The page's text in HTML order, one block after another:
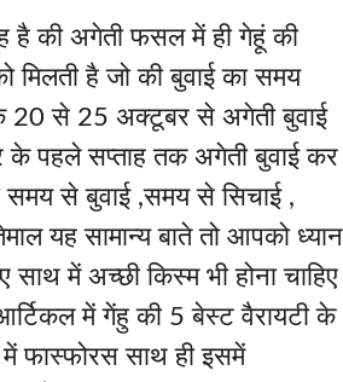
है की अगेती फसल में ही गेहूं की
मिलती है जो की बुवाई का समय
20 से 25 अक्टूबर से अगेती बुवाई
के पहले सप्ताह तक अगेती बुवाई कर
से बुवाई ,समय से सिचाई ,
यह सामान्य बाते तो आपको ध्यान
में अच्छी किस्म भी होना चाहिए
में गेंहु की 5 बेस्ट वैरायटी के
में फास्फोरस साथ ही इसमें